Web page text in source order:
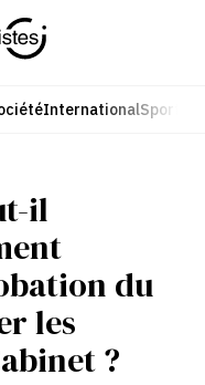
InternationalSport
il
du
les
?